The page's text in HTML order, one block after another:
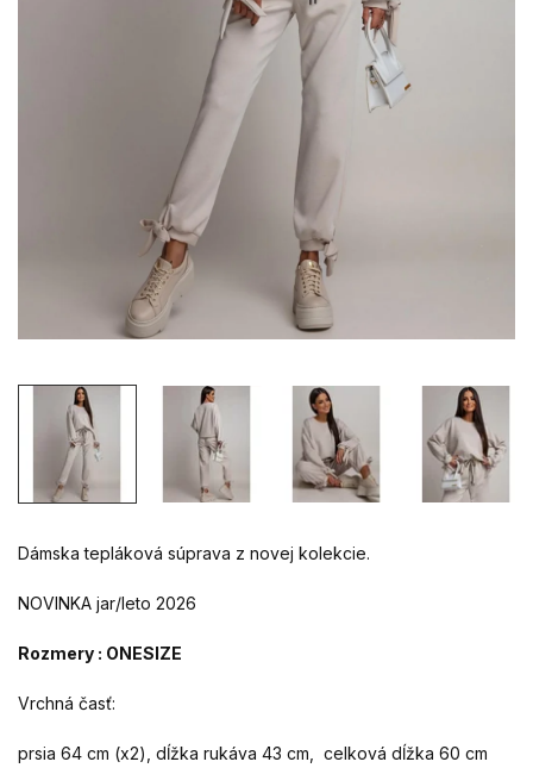
Dámska tepláková súprava z novej kolekcie.
NOVINKA jar/leto 2026
Rozmery : ONESIZE
Vrchná časť:
prsia 64 cm (x2), dĺžka rukáva 43 cm, celková dĺžka 60 cm